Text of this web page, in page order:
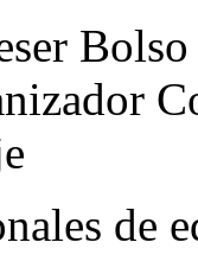
Bolso
de